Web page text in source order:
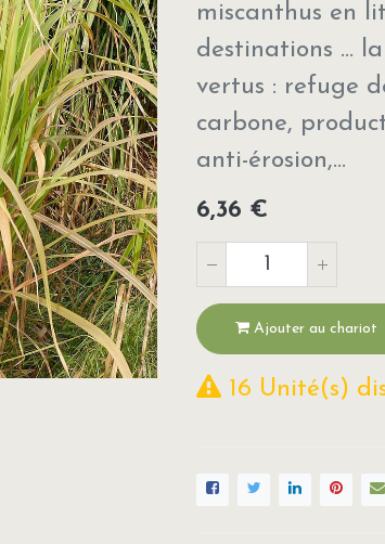
miscanthus en
destinations …
vertus : refuge
carbone,
anti-érosion,...
6,36 €
Ajouter au chariot
16 Unité(s)